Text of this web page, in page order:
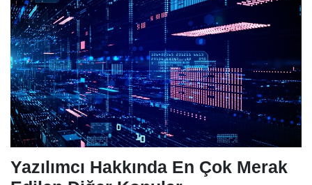
Yazılımcı Hakkında En Çok Merak